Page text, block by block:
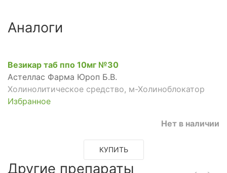
Аналоги
Везикар таб ппо 10мг №30
Астеллас Фарма Юроп Б.В.
Холинолитическое средство, м-Холиноблокатор
Избранное
Нет в наличии
КУПИТЬ
Другие препараты